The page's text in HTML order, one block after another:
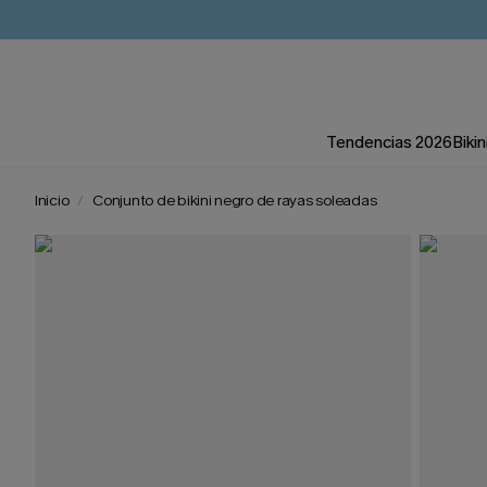
Tendencias 2026
Inicio Conjunto de bikini negro de rayas soleadas